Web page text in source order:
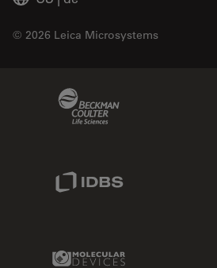
© 2026 Leica Microsystems
Molecular Devices Link